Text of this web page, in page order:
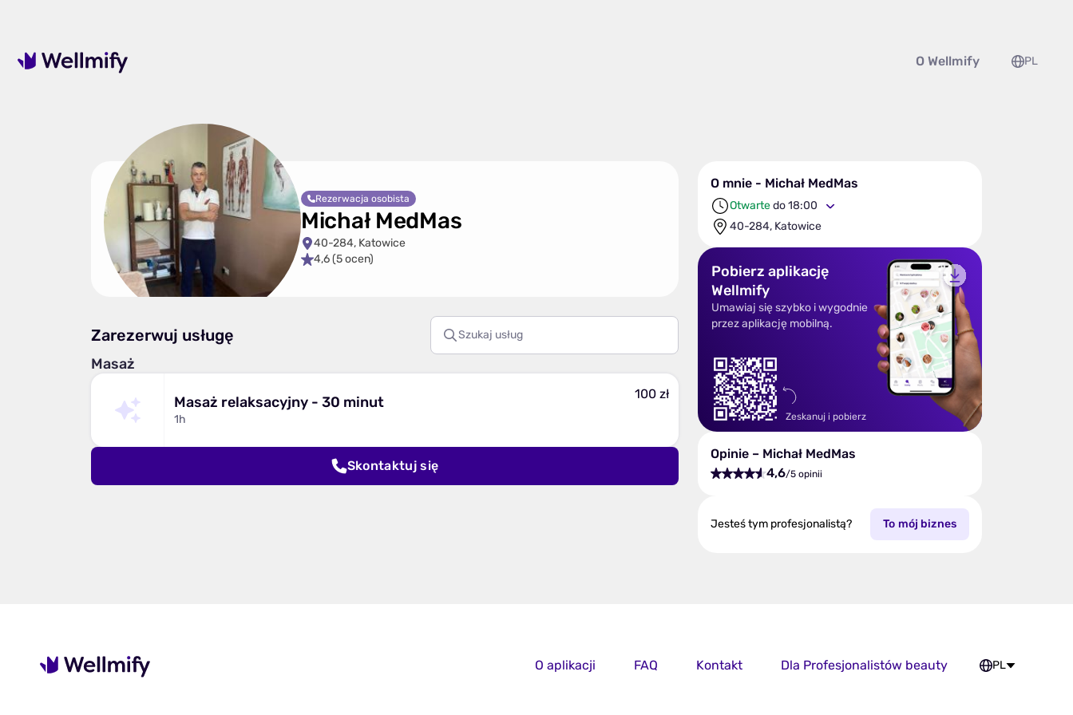
O Wellmify PL
Rezerwacja osobista
Michał MedMas
40-284, Katowice
4,6 (5 ocen)
Zarezerwuj usługę
Masaż
Masaż relaksacyjny - 30 minut
1h
100 zł
Skontaktuj się
O mnie - Michał MedMas
Otwartedo 18:00
40-284, Katowice
Pobierz aplikację
Wellmify
Umawiaj się szybko i wygodnie
przez aplikację mobilną.
Zeskanuj i pobierz
Opinie – Michał MedMas
4,6/5 opinii
Jesteś tym profesjonalistą? To mój biznes
O aplikacji FAQ Kontakt Dla Profesjonalistów beauty PL